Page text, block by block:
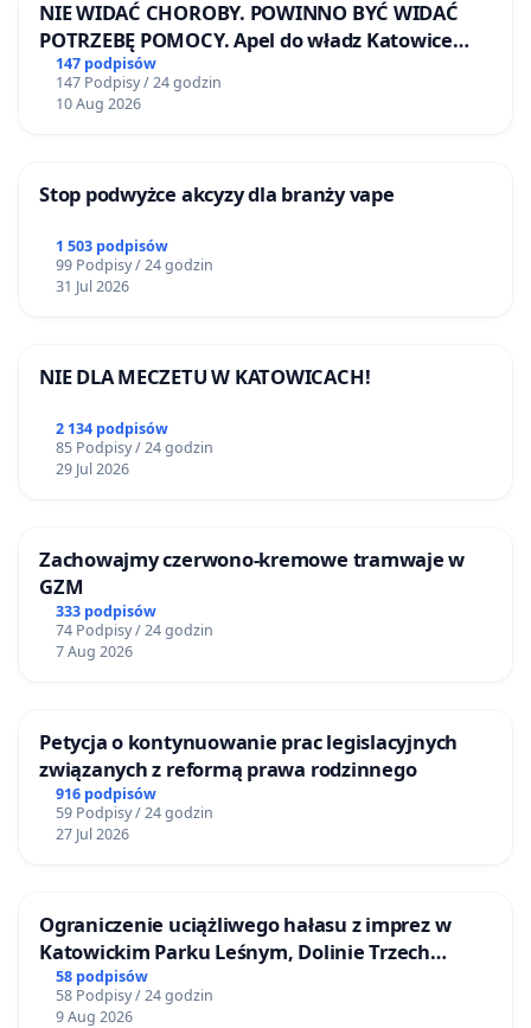
NIE WIDAĆ CHOROBY. POWINNO BYĆ WIDAĆ
POTRZEBĘ POMOCY. Apel do władz Katowice
Airport o przystąpienie do programu HIDDEN
DISABILITIES SUNFLOWER – SŁONECZNIK –
UKRYTE NIEPEŁNOSPRAWNOŚCI
147 podpisów
147 Podpisy / 24 godzin
10 Aug 2026
Stop podwyżce akcyzy dla branży vape
1 503 podpisów
99 Podpisy / 24 godzin
31 Jul 2026
NIE DLA MECZETU W KATOWICACH!
2 134 podpisów
85 Podpisy / 24 godzin
29 Jul 2026
Zachowajmy czerwono-kremowe tramwaje w
GZM
333 podpisów
74 Podpisy / 24 godzin
7 Aug 2026
Petycja o kontynuowanie prac legislacyjnych
związanych z reformą prawa rodzinnego
916 podpisów
59 Podpisy / 24 godzin
27 Jul 2026
Ograniczenie uciążliwego hałasu z imprez w
Katowickim Parku Leśnym, Dolinie Trzech
Stawów i na Lotnisku Muchowiec
58 podpisów
58 Podpisy / 24 godzin
9 Aug 2026